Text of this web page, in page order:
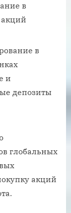
в
в
и
депозиты
глобальных
акций